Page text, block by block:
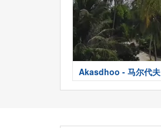
Akasdhoo - 马尔代夫